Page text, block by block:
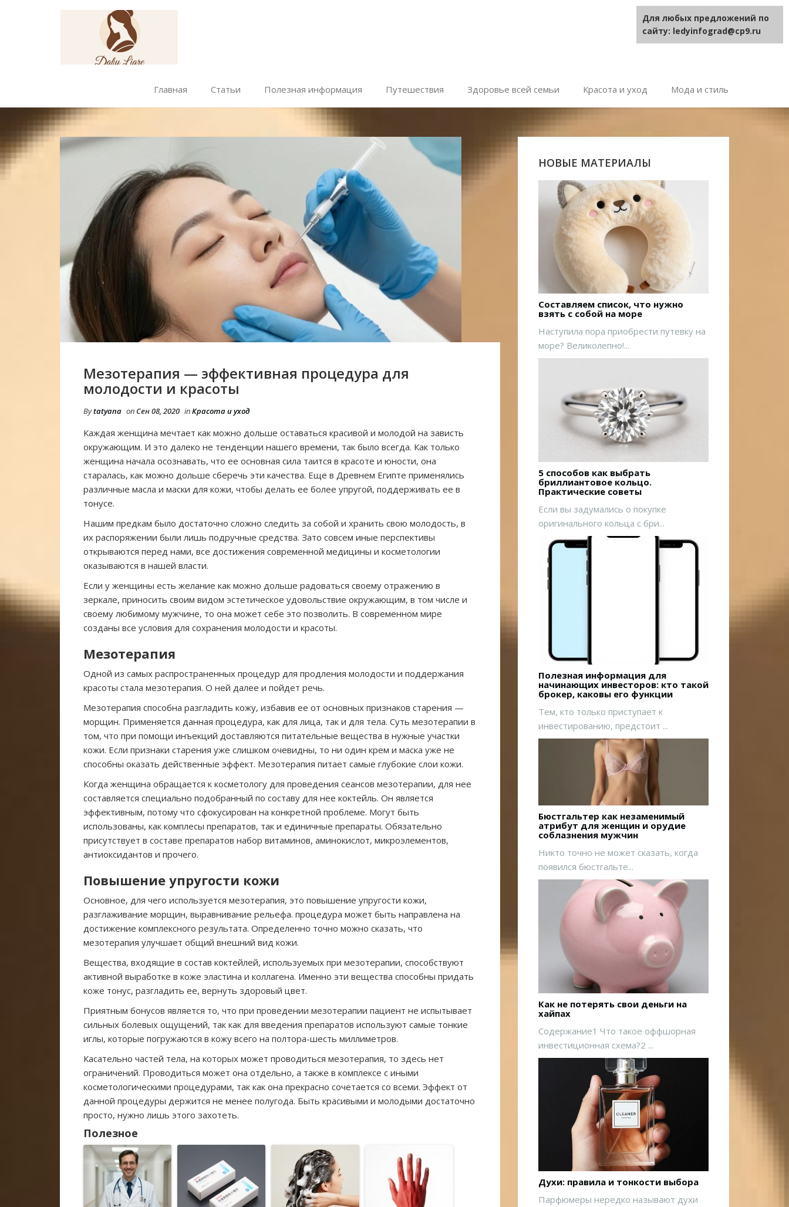
Главная Статьи Полезная информация Путешествия Здоровье всей семьи Красота и уход Мода и стиль
Мезотерапия — эффективная процедура для
молодости и красоты
Bytatyana on Сен 08, 2020 inКрасота и уход
Каждая женщина мечтает как можно дольше оставаться красивой и молодой на зависть
окружающим. И это далеко не тенденции нашего времени, так было всегда. Как только
женщина начала осознавать, что ее основная сила таится в красоте и юности, она
старалась, как можно дольше сберечь эти качества. Еще в Древнем Египте применялись
различные масла и маски для кожи, чтобы делать ее более упругой, поддерживать ее в
тонусе.
Нашим предкам было достаточно сложно следить за собой и хранить свою молодость, в
их распоряжении были лишь подручные средства. Зато совсем иные перспективы
открываются перед нами, все достижения современной медицины и косметологии
оказываются в нашей власти.
Если у женщины есть желание как можно дольше радоваться своему отражению в
зеркале, приносить своим видом эстетическое удовольствие окружающим, в том числе и
своему любимому мужчине, то она может себе это позволить. В современном мире
созданы все условия для сохранения молодости и красоты.
Мезотерапия
Одной из самых распространенных процедур для продления молодости и поддержания
красоты стала мезотерапия. О ней далее и пойдет речь.
Мезотерапия способна разгладить кожу, избавив ее от основных признаков старения —
морщин. Применяется данная процедура, как для лица, так и для тела. Суть мезотерапии в
том, что при помощи инъекций доставляются питательные вещества в нужные участки
кожи. Если признаки старения уже слишком очевидны, то ни один крем и маска уже не
способны оказать действенные эффект. Мезотерапия питает самые глубокие слои кожи.
Когда женщина обращается к косметологу для проведения сеансов мезотерапии, для нее
составляется специально подобранный по составу для нее коктейль. Он является
эффективным, потому что сфокусирован на конкретной проблеме. Могут быть
использованы, как комплесы препаратов, так и единичные препараты. Обязательно
присутствует в составе препаратов набор витаминов, аминокислот, микроэлементов,
антиоксидантов и прочего.
Повышение упругости кожи
Основное, для чего используется мезотерапия, это повышение упругости кожи,
разглаживание морщин, выравнивание рельефа. процедура может быть направлена на
достижение комплексного результата. Определенно точно можно сказать, что
мезотерапия улучшает общий внешний вид кожи.
Вещества, входящие в состав коктейлей, используемых при мезотерапии, способствуют
активной выработке в коже эластина и коллагена. Именно эти вещества способны придать
коже тонус, разгладить ее, вернуть здоровый цвет.
Приятным бонусов является то, что при проведении мезотерапии пациент не испытывает
сильных болевых ощущений, так как для введения препаратов используют самые тонкие
иглы, которые погружаются в кожу всего на полтора-шесть миллиметров.
Касательно частей тела, на которых может проводиться мезотерапия, то здесь нет
ограничений. Проводиться может она отдельно, а также в комплексе с иными
косметологическими процедурами, так как она прекрасно сочетается со всеми. Эффект от
данной процедуры держится не менее полугода. Быть красивыми и молодыми достаточно
просто, нужно лишь этого захотеть.
Полезное
НОВЫЕ МАТЕРИАЛЫ
Составляем список, что нужно
взять с собой на море
Наступила пора приобрести путевку на
море? Великолепно!...
5 способов как выбрать
бриллиантовое кольцо.
Практические советы
Если вы задумались о покупке
оригинального кольца с бри...
Полезная информация для
начинающих инвесторов: кто такой
брокер, каковы его функции
Тем, кто только приступает к
инвестированию, предстоит ...
Бюстгальтер как незаменимый
атрибут для женщин и орудие
соблазнения мужчин
Никто точно не может сказать, когда
появился бюстгальте...
Как не потерять свои деньги на
хайпах
Содержание1 Что такое оффшорная
инвестиционная схема?2 ...
Духи: правила и тонкости выбора
Парфюмеры нередко называют духи
Для любых предложений по
сайту: ledyinfograd@cp9.ru